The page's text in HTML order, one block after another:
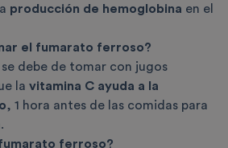
producción de hemoglobina en el
el fumarato ferroso?
debe de tomar con jugos
la vitamina C ayuda a la
, 1 hora antes de las comidas para
ferroso?